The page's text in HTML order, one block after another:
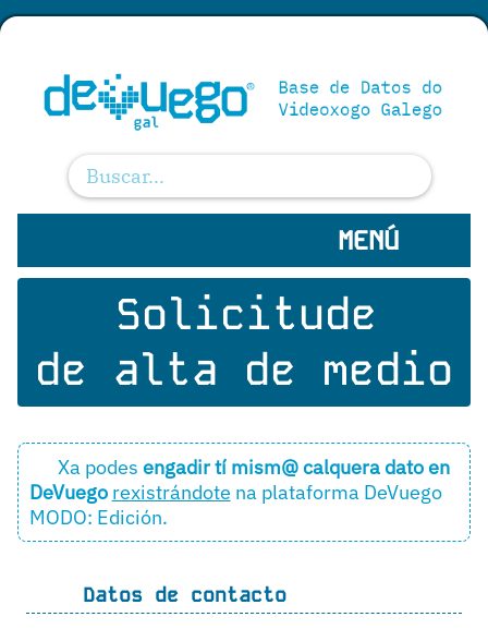
MENÚ
Solicitude
de alta de medio
Xa podesengadir tí mism@ calquera dato en
DeVuego rexistrándote na plataforma DeVuego
MODO: Edición.
Datos de contacto